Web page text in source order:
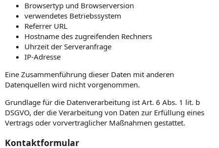
Browsertyp und Browserversion
verwendetes Betriebssystem
Referrer URL
Hostname des zugreifenden Rechners
Uhrzeit der Serveranfrage
IP-Adresse
Eine Zusammenführung dieser Daten mit anderen
Datenquellen wird nicht vorgenommen.
Grundlage für die Datenverarbeitung ist Art. 6 Abs. 1 lit. b
DSGVO, der die Verarbeitung von Daten zur Erfüllung eines
Vertrags oder vorvertraglicher Maßnahmen gestattet.
Kontaktformular